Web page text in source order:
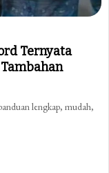
Ternyata
lengkap, mudah,